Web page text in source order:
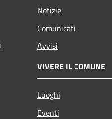
Notizie
Comunicati
Avvisi
VIVERE IL COMUNE
Luoghi
Eventi